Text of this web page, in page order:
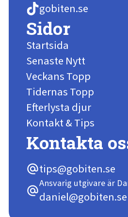
gobiten.se
Sidor
Startsida
Senaste Nytt
Veckans Topp
Tidernas Topp
Efterlysta djur
Kontakt & Tips
Kontakta
alternate_emailtips@gobiten.se
alternate_email
Ansvarig utgivare är
daniel@gobiten.se